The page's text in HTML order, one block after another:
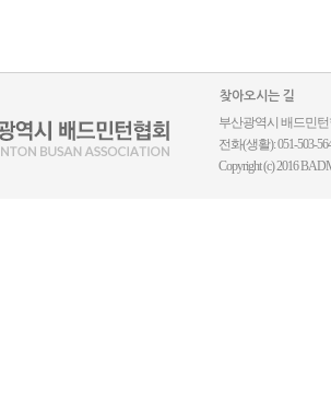
찾아오시는 길
부산광역시 배드민턴
전화(생활): 051-503-
Copyright (c) 2016